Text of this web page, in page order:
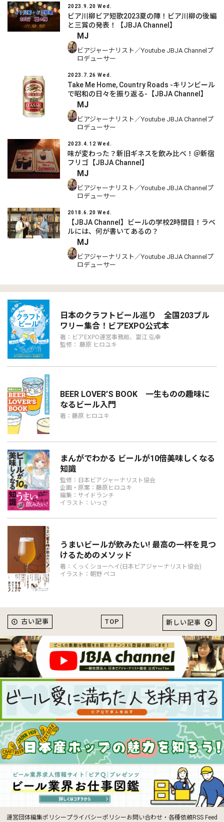
2023.9.20 Wed.
ビア川柳ビア短歌2023夏の陣！ビア川柳の後編
と三賞の発表！【JBJA Channel】
MJ
ビアジャーナリスト／Youtube JBJA Channelプ
ロデューサー
2023.7.26 Wed.
Take Me Home, Country Roads -キリンビール
で昭和の日々を振り返る-【JBJA Channel】
MJ
ビアジャーナリスト／Youtube JBJA Channelプ
ロデューサー
2023.4.12 Wed.
味が変わった？新旧ギネスを飲み比べ！＠新宿
フリゴ【JBJA Channel】
MJ
ビアジャーナリスト／Youtube JBJA Channelプ
ロデューサー
2018.6.20 Wed.
【JBJA Channel】ビールの学校2時間目！ラベ
ルには、何が書いてあるの？
MJ
ビアジャーナリスト／Youtube JBJA Channelプ
ロデューサー
日本のクラフトビール巡り 全国203ブル
ワリー集合！ビアEXPO公式本
著：ビアEXPO運営事務局、富江 弘幸
監修： 藤原 ヒロユキ
BEER LOVER’S BOOK 一生ものの趣味に
なるビール入門
著：藤原 ヒロユキ
まんがでわかる ビールが10倍美味しくなる
知識
監修：日本ビアジャーナリスト協会
企画・原案：藤原ヒロユキ
編集：サイドランチ
イラスト：いっさ
うまいビールが飲みたい! 最高の一杯を見つ
けるためのメソッド
著：くっくショーヘイ(日本ビアジャーナリスト協会)
イラスト：朝野 ペコ
TOP
古い記事 新しい記事
運営団体編集ポリシープライバシーポリシーお問い合わせ・各種依頼RSS Feed